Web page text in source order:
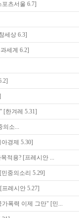
츠서울 6.7]
세상 6.3]
세계 6.2]
[한겨레 5.31]
의소...
경제 5.30]
적용? [프레시안 ...
중의소리 5.29]
레시안 5.27]
폭력 이제 그만" [민...